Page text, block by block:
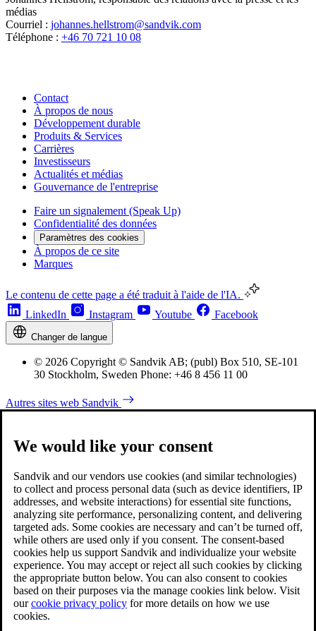
médias
Courriel : johannes.hellstrom@sandvik.com
Téléphone : +46 70 721 10 08
Contact
À propos de nous
Développement durable
Produits & Services
Carrières
Investisseurs
Actualités et médias
Gouvernance de l'entreprise
Faire un signalement (Speak Up)
Confidentialité des données
Paramètres des cookies
À propos de ce site
Marques
Le contenu de cette page a été traduit à l'aide de l'IA.
LinkedIn
Instagram Youtube Facebook
Changer de langue
© 2026 Copyright © Sandvik AB; (publ) Box 510, SE-101
30 Stockholm, Sweden Phone: +46 8 456 11 00
Autres sites web Sandvik
We would like your consent
Sandvik and our vendors use cookies (and similar technologies)
to collect and process personal data (such as device identifiers, IP
addresses, and website interactions) for essential site functions,
analyzing site performance, personalizing content, and delivering
targeted ads. Some cookies are necessary and can’t be turned off,
while others are used only if you consent. The consent-based
cookies help us support Sandvik and individualize your website
experience. You may accept or reject all such cookies by clicking
the appropriate button below. You can also consent to cookies
based on their purposes via the manage cookies link below. Visit
ourcookie privacy policy for more details on how we use
cookies.